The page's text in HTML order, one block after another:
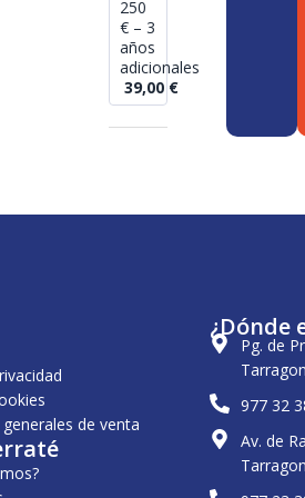
250
€ – 3
años
adicionales
39,00 €
de venta
¿Dónde
Pg. de
977 32
Av. de